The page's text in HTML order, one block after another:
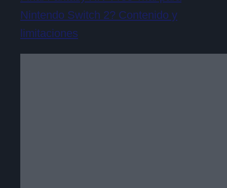
Nintendo Switch 2? Contenido y
limitaciones